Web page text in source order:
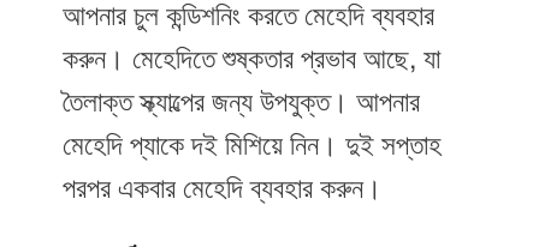
আপনার চুল কন্ডিশনিং করতে মেহেদি ব্যবহার
করুন। মেহেদিতে শুষ্কতার প্রভাব আছে, যা
তৈলাক্ত স্ক্যাল্পের জন্য উপযুক্ত। আপনার
মেহেদি প্যাকে দই মিশিয়ে নিন। দুই সপ্তাহ
পরপর একবার মেহেদি ব্যবহার করুন।